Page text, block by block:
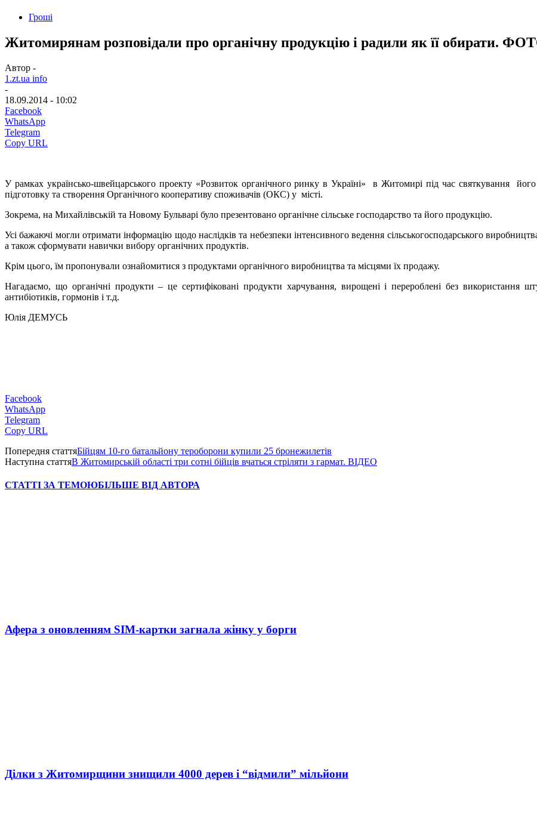
Гроші
Житомирянам розповідали про органічну продукцію і радили як її обирати.
Автор -
1.zt.ua info
-
18.09.2014 - 10:02
Facebook
WhatsApp
Telegram
Copy URL
У рамках українсько-швейцарського проекту «Розвиток органічного ринку в Україні» в Житомирі під час святкування
підготовку та створення Органічного кооперативу споживачів (ОКС) у місті.
Зокрема, на Михайлівській та Новому Бульварі було презентовано органічне сільське господарство та його продукцію.
Усі бажаючі могли отримати інформацію щодо наслідків та небезпеки інтенсивного ведення сільськогосподарського
а також сформувати навички вибору органічних продуктів.
Крім цього, їм пропонували ознайомитися з продуктами органічного виробництва та місцями їх продажу.
Нагадаємо, що органічні продукти – це сертифіковані продукти харчування, вирощені і перероблені без використання
антибіотиків, гормонів і т.д.
Юлія ДЕМУСЬ
Facebook
WhatsApp
Telegram
Copy URL
Попередня статтяБійцям 10-го батальйону тероборони купили 25 бронежилетів
Наступна статтяВ Житомирській області три сотні бійців вчаться стріляти з гармат. ВІДЕО
СТАТТІ ЗА ТЕМОЮБІЛЬШЕ ВІД АВТОРА
Афера з оновленням SIM-картки загнала жінку у борги
Ділки з Житомирщини знищили 4000 дерев і “відмили” мільйони